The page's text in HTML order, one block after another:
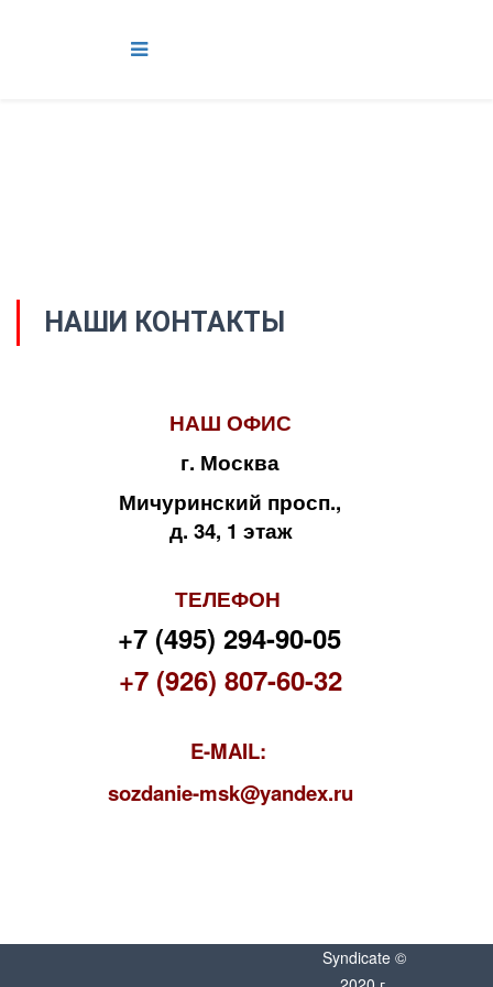
НАШИ КОНТАКТЫ
НАШ ОФИС
г. Москва
Мичуринский просп.,
д. 34, 1 этаж
ТЕЛЕФОН
+7 (495) 294-90-05
+7 (926) 807-60-32
E-MAIL:
sozdanie-msk@yandex.ru
Syndicate ©